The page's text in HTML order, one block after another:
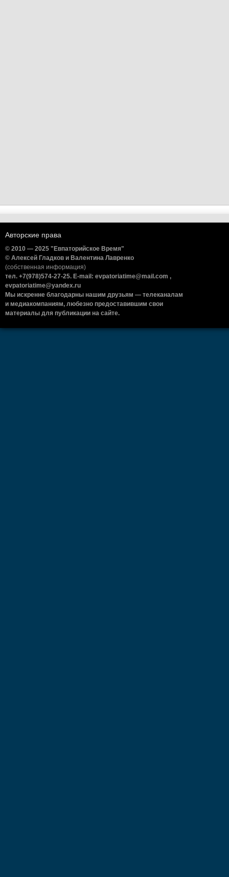
Авторские права
© 2010 — 2025 "Евпаторийское Время"
© Алексей Гладков и Валентина Лавренко
(собственная информация)
тел. +7(978)574-27-25. E-mail: evpatoriatime@mail.com ,
evpatoriatime@yandex.ru
Мы искренне благодарны нашим друзьям — телеканалам
и медиакомпаниям, любезно предоставившим свои
материалы для публикации на сайте.